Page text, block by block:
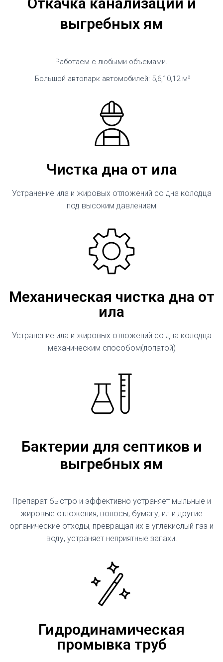
выгребных ям
Работаем с любыми объемами.
Большой автопарк автомобилей: 5,6,10,12 м³
Чистка дна от ила
Устранение ила и жировых отложений со дна колодца
под высоким давлением
Механическая чистка дна от
ила
Устранение ила и жировых отложений со дна колодца
механическим способом(лопатой)
Бактерии для септиков и
выгребных ям
Препарат быстро и эффективно устраняет мыльные и
жировые отложения, волосы, бумагу, ил и другие
органические отходы, превращая их в углекислый газ и
воду, устраняет неприятные запахи.
Гидродинамическая
промывка труб